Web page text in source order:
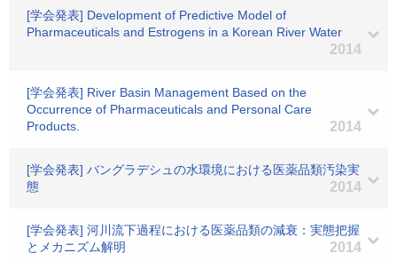
[学会発表] Development of Predictive Model of
Pharmaceuticals and Estrogens in a Korean River Water
2014
[学会発表] River Basin Management Based on the
Occurrence of Pharmaceuticals and Personal Care
Products.
2014
[学会発表] バングラデシュの水環境における医薬品類汚染実
態
2014
[学会発表] 河川流下過程における医薬品類の減衰：実態把握
とメカニズム解明
2014